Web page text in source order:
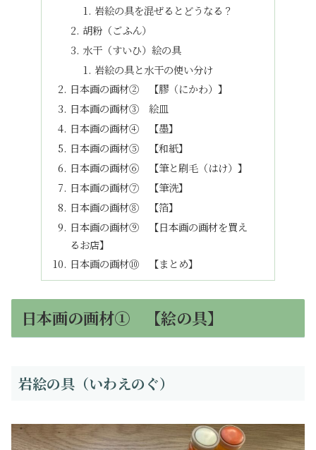
岩絵の具を混ぜるとどうなる？
胡粉（ごふん）
水干（すいひ）絵の具
岩絵の具と水干の使い分け
日本画の画材② 【膠（にかわ）】
日本画の画材③ 絵皿
日本画の画材④ 【墨】
日本画の画材⑤ 【和紙】
日本画の画材⑥ 【筆と刷毛（はけ）】
日本画の画材⑦ 【筆洗】
日本画の画材⑧ 【箔】
日本画の画材⑨ 【日本画の画材を買え
るお店】
日本画の画材⑩ 【まとめ】
日本画の画材① 【絵の具】
岩絵の具（いわえのぐ）